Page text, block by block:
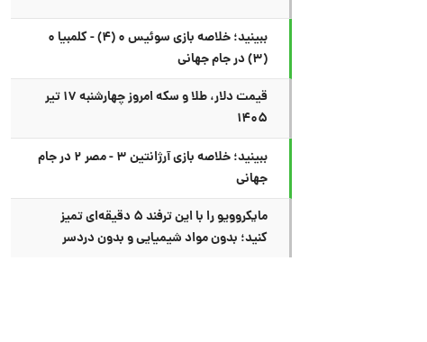
ببینید؛ خلاصه بازی سوئیس ۰ (۴) - کلمبیا ۰
(۳) در جام جهانی
قیمت دلار، طلا و سکه امروز چهارشنبه ۱۷ تیر
۱۴۰۵
ببینید؛ خلاصه بازی آرژانتین ۳ - مصر ۲ در جام
جهانی
مایکروویو را با این ترفند ۵ دقیقه‌ای تمیز
کنید؛ بدون مواد شیمیایی و بدون دردسر